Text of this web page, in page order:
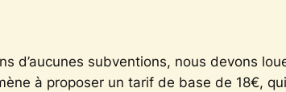
d’aucunes subventions, nous devons
à proposer un tarif de base de 18€,